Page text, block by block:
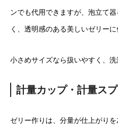
ンでも代用できますが、泡立て
く、透明感のある美しいゼリーに
小さめサイズなら扱いやすく、洗
計量カップ・計量ス
ゼリー作りは、分量が仕上がり